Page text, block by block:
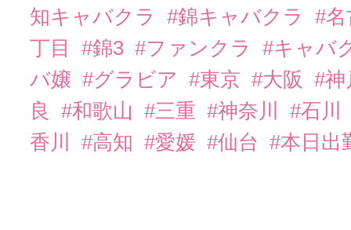
知キャバクラ #錦キャバクラ
#
丁目
#錦3 #ファンクラ
#キャバ
バ嬢 #グラビア #東京 #大阪
#
良
#和歌山 #三重 #神奈川
#石川
香川
#高知 #愛媛 #仙台 #本日出